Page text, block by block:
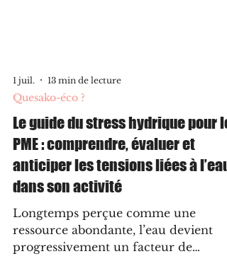
1 juil.
Quesako-éco ?
Le guide du stress hydrique pour
PME : comprendre, évaluer et
anticiper les tensions liées à l’eau
dans son activité
Longtemps perçue comme une
ressource abondante, l’eau devient